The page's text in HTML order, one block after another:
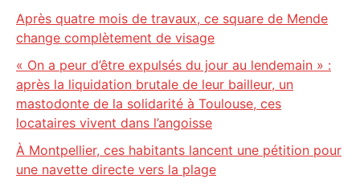
Après quatre mois de travaux, ce square de Mende
change complètement de visage
« On a peur d’être expulsés du jour au lendemain » :
après la liquidation brutale de leur bailleur, un
mastodonte de la solidarité à Toulouse, ces
locataires vivent dans l’angoisse
À Montpellier, ces habitants lancent une pétition pour
une navette directe vers la plage